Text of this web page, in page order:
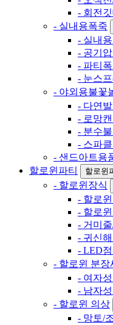
- 회전깃
- 실내용폭죽
- 실내
- 공기
- 파티
- 눈스프
- 야외용불꽃
- 다연
- 로망
- 분수
- 스파
- 샌드아트용
할로윈파티
할로윈
- 할로윈장식
- 할로
- 할로
- 거미
- 귀신
- LED
- 할로윈 분장
- 여자
- 남자
- 할로윈 의상
- 망토/